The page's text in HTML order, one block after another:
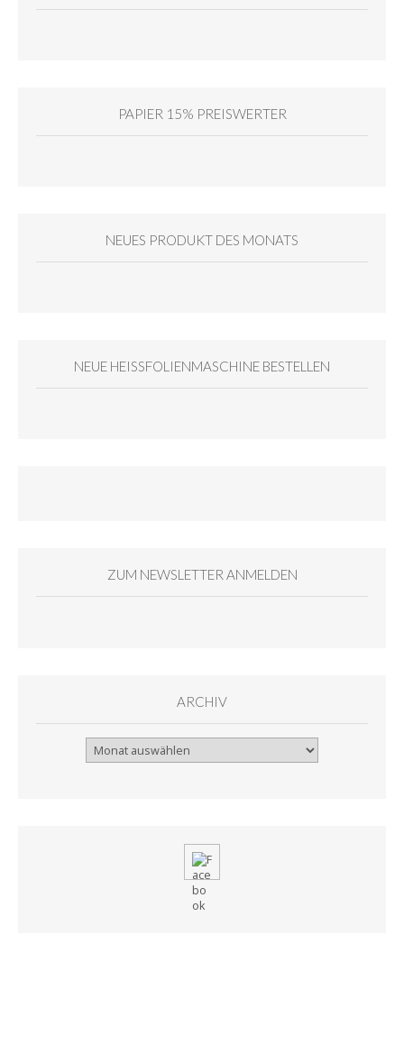
PAPIER 15% PREISWERTER
NEUES PRODUKT DES MONATS
NEUE HEISSFOLIENMASCHINE BESTELLEN
ZUM NEWSLETTER ANMELDEN
ARCHIV
Archiv